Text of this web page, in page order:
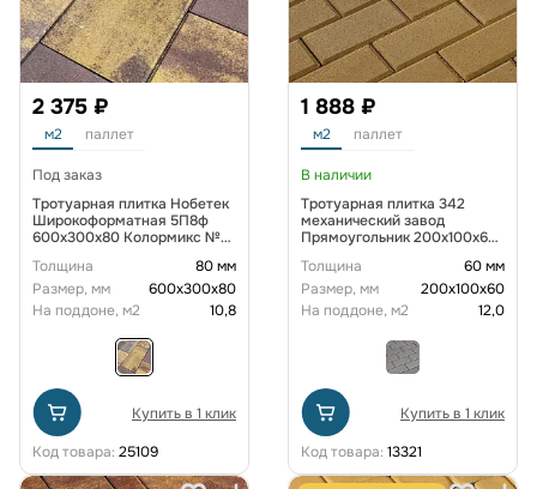
2 375 ₽
м2 паллет
Под заказ
Тротуарная плитка Нобетек
Широкоформатная 5П8ф
600x300x80 Колормикс №21
Толщина
80 мм
Размер, мм
600х300х80
На поддоне, м2
10,8
Купить в 1 клик
Код товара: 25109
1 888 ₽
м2 паллет
В наличии
Тротуарная плитка 342
механический завод
Прямоугольник 200х100х60
Толщина
60 мм
Размер, мм
200х100х60
На поддоне, м2
12,0
Купить в 1 клик
Код товара: 13321